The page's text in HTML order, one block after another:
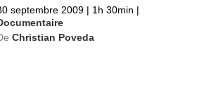
septembre 2009 | 1h 30min |
Christian Poveda